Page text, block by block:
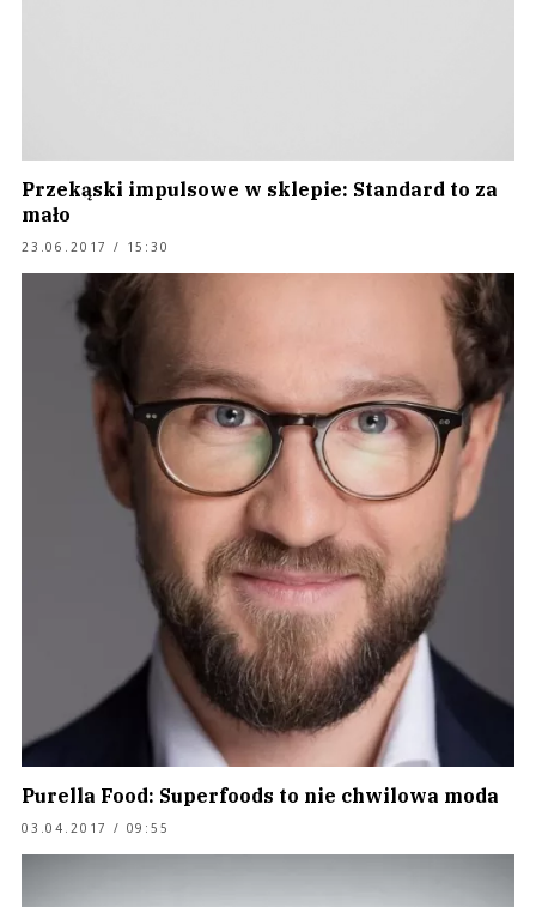
Przekąski impulsowe w sklepie: Standard to za
mało
23.06.2017 / 15:30
Purella Food: Superfoods to nie chwilowa moda
03.04.2017 / 09:55